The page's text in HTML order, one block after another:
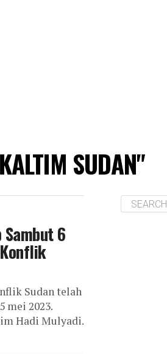
SUDAN"
6
Sudan telah
mei 2023.
Hadi Mulyadi.